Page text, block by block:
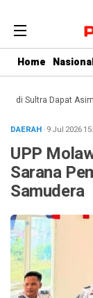
Home
Dapat Asimilasi
DAERAH· 9 Jul 2026
UPP
Sarana
Samudera